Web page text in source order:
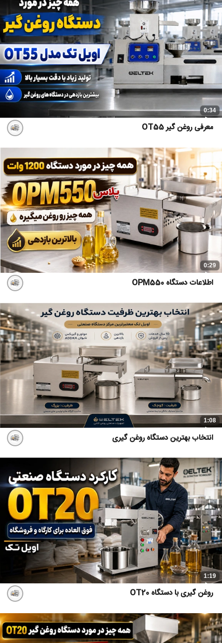
0:34
معرفی روغن گیر OT55
0:29
اطلاعات دستگاه OPM550
1:08
انتخاب بهترین دستگاه روغن گیری
1:19
روغن گیری با دستگاه OT20